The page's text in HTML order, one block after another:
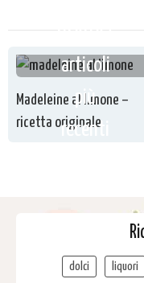
ricette /
articoli
più
recenti
Madeleine al limone –
ricetta originale
dolci liquori